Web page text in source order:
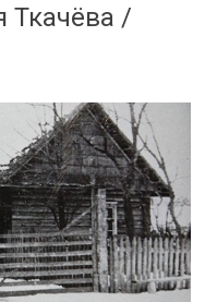
Ткачёва /